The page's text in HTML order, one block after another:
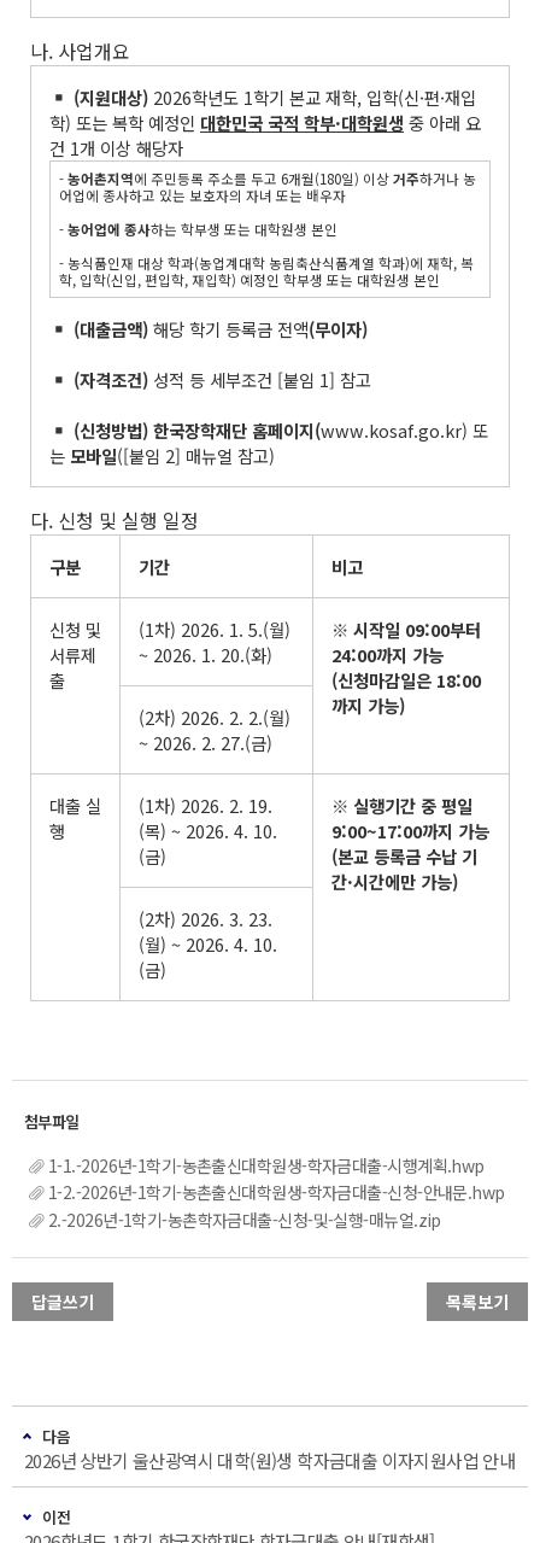
나. 사업개요
(지원대상) 2026학년도 1학기 본교 재학, 입학(신·편·재입
학) 또는 복학 예정인 대한민국 국적 학부·대학원생 중 아래 요
건 1개 이상 해당자
-농어촌지역에 주민등록 주소를 두고 6개월(180일) 이상거주하거나 농
어업에 종사하고 있는 보호자의 자녀 또는 배우자
-농어업에 종사하는 학부생 또는 대학원생 본인
- 농식품인재 대상 학과(농업계대학 농림축산식품계열 학과)에 재학, 복
학, 입학(신입, 편입학, 재입학) 예정인 학부생 또는 대학원생 본인
(대출금액)해당 학기 등록금 전액(무이자)
(자격조건) 성적 등 세부조건 [붙임 1] 참고
(신청방법)한국장학재단 홈페이지(www.kosaf.go.kr) 또
는 모바일([붙임 2] 매뉴얼 참고)
다. 신청 및 실행 일정
구분 기간 비고
신청 및
서류제
출
(1차) 2026. 1. 5.(월)
~ 2026. 1. 20.(화)
※ 시작일 09:00부터
24:00까지 가능
(신청마감일은 18:00
까지 가능)
(2차) 2026. 2. 2.(월)
~ 2026. 2. 27.(금)
대출 실
행
(1차) 2026. 2. 19.
(목) ~ 2026. 4. 10.
(금)
※ 실행기간 중 평일
9:00~17:00까지 가능
(본교 등록금 수납 기
간·시간에만 가능)
(2차) 2026. 3. 23.
(월) ~ 2026. 4. 10.
(금)
1-1.-2026년-1학기-농촌출신대학원생-학자금대출-시행계획.hwp
1-2.-2026년-1학기-농촌출신대학원생-학자금대출-신청-안내문.hwp
2.-2026년-1학기-농촌학자금대출-신청-및-실행-매뉴얼.zip
답글쓰기 목록보기
다음
2026년 상반기 울산광역시 대학(원)생 학자금대출 이자지원사업 안내
이전